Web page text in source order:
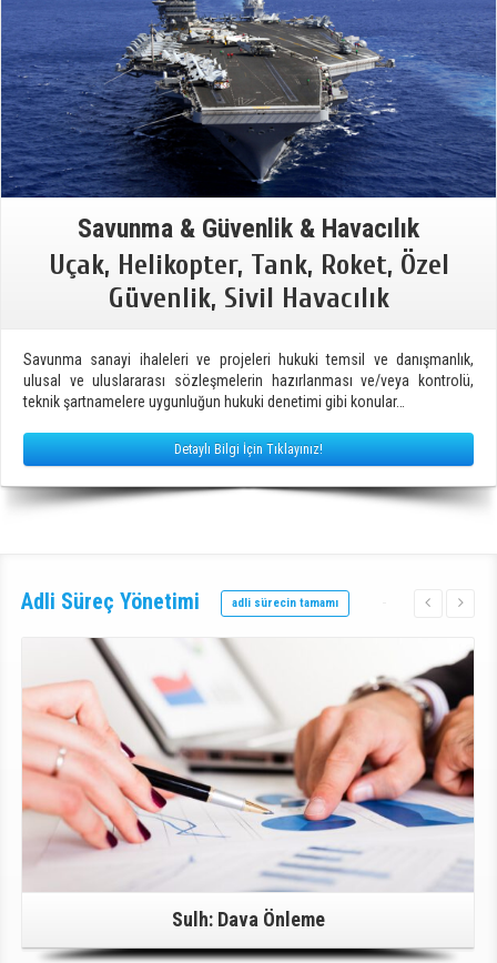
Savunma & Güvenlik & Havacılık
Uçak, Helikopter, Tank, Roket, Özel
Güvenlik, Sivil Havacılık
Savunma sanayi ihaleleri ve projeleri hukuki temsil ve danışmanlık,
ulusal ve uluslararası sözleşmelerin hazırlanması ve/veya kontrolü,
teknik şartnamelere uygunluğun hukuki denetimi gibi konular…
Detaylı Bilgi İçin Tıklayınız!
Adli Süreç Yönetimi adli sürecin tamamı
Detaylı Bilgi İçin Tıklayınız!
Sulh: Dava Önleme